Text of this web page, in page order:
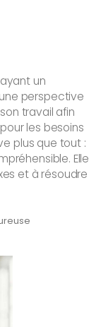
un
perspective
travail afin
les besoins
plus que tout :
Elle
et à résoudre